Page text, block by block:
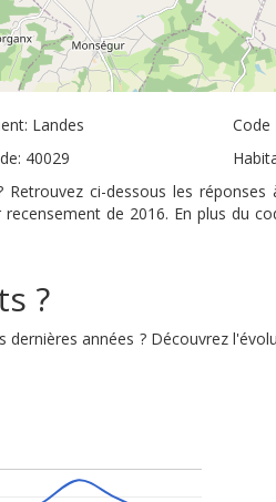
Landes
40029
Code
Retrouvez ci-dessous les
recensement de 2016. En plus
?
années ? Découvrez